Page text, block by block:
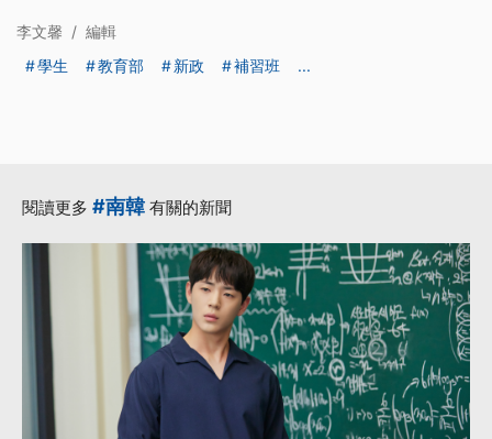
李文馨 / 編輯
學生
教育部 新政 補習班 ...
閱讀更多 #南韓 有關的新聞